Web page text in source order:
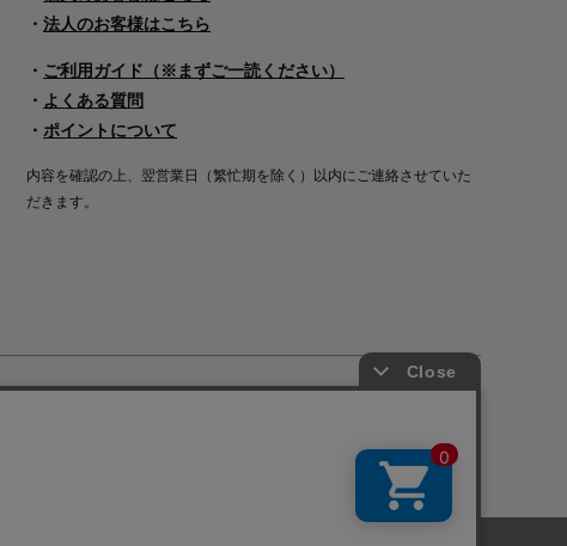
・ 法人のお客様はこちら
・ ご利用ガイド（※まずご一読ください）
・ よくある質問
・ ポイントについて
内容を確認の上、翌営業日（繁忙期を除く）以内にご連絡させていた
だきます。